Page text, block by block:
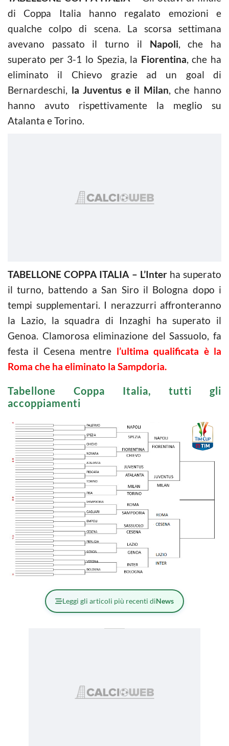
di Coppa Italia hanno regalato emozioni e
qualche colpo di scena. La scorsa settimana
avevano passato il turno il Napoli, che ha
superato per 3-1 lo Spezia, la Fiorentina, che ha
eliminato il Chievo grazie ad un goal di
Bernardeschi, la Juventus e il Milan, che hanno
hanno avuto rispettivamente la meglio su
Atalanta e Torino.
TABELLONE COPPA ITALIA – L’Interha superato
il turno, battendo a San Siro il Bologna dopo i
tempi supplementari. I nerazzurri affronteranno
la Lazio, la squadra di Inzaghi ha superato il
Genoa. Clamorosa eliminazione del Sassuolo, fa
festa il Cesena mentre l’ultima qualificata è la
Roma che ha eliminato la Sampdoria.
Tabellone Coppa Italia, tutti gli
accoppiamenti
Leggi gli articoli più recenti diNews